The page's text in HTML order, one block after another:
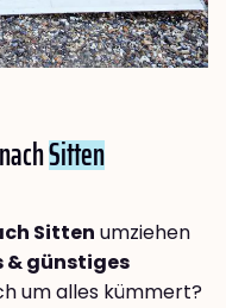
Sitten
Sitten umziehen
& günstiges
um alles kümmert?